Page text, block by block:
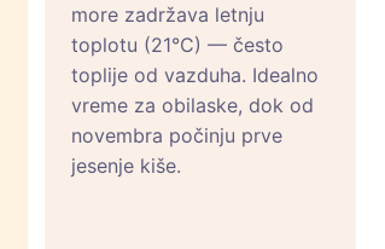
more zadržava letnju
toplotu (21°C) — često
toplije od vazduha. Idealno
vreme za obilaske, dok od
novembra počinju prve
jesenje kiše.